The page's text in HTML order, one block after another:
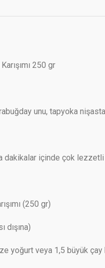
250 gr
unu, tapyoka
dakikalar içinde çok
(250 gr)
dışına)
yoğurt veya 1,5 büyük çay